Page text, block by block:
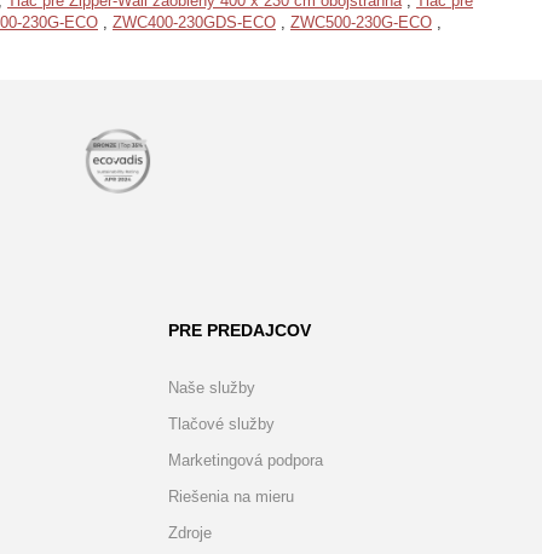
230G-ECO , ZWC400-230GDS-ECO , ZWC500-230G-ECO ,
PRE PREDAJCOV
Naše služby
Tlačové služby
Marketingová podpora
Riešenia na mieru
Zdroje